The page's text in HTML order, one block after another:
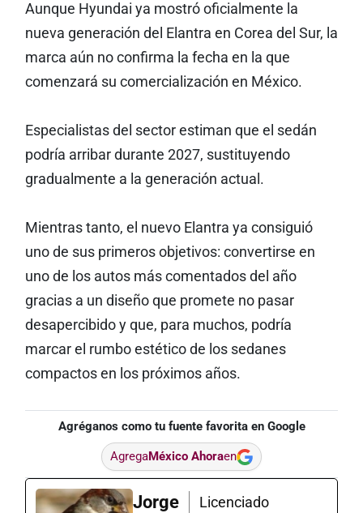
Aunque Hyundai ya mostró oficialmente la
nueva generación del Elantra en Corea del Sur, la
marca aún no confirma la fecha en la que
comenzará su comercialización en México.
Especialistas del sector estiman que el sedán
podría arribar durante 2027, sustituyendo
gradualmente a la generación actual.
Mientras tanto, el nuevo Elantra ya consiguió
uno de sus primeros objetivos: convertirse en
uno de los autos más comentados del año
gracias a un diseño que promete no pasar
desapercibido y que, para muchos, podría
marcar el rumbo estético de los sedanes
compactos en los próximos años.
Agréganos como tu fuente favorita en Google
AgregaMéxico Ahoraen
Jorge
Licenciado